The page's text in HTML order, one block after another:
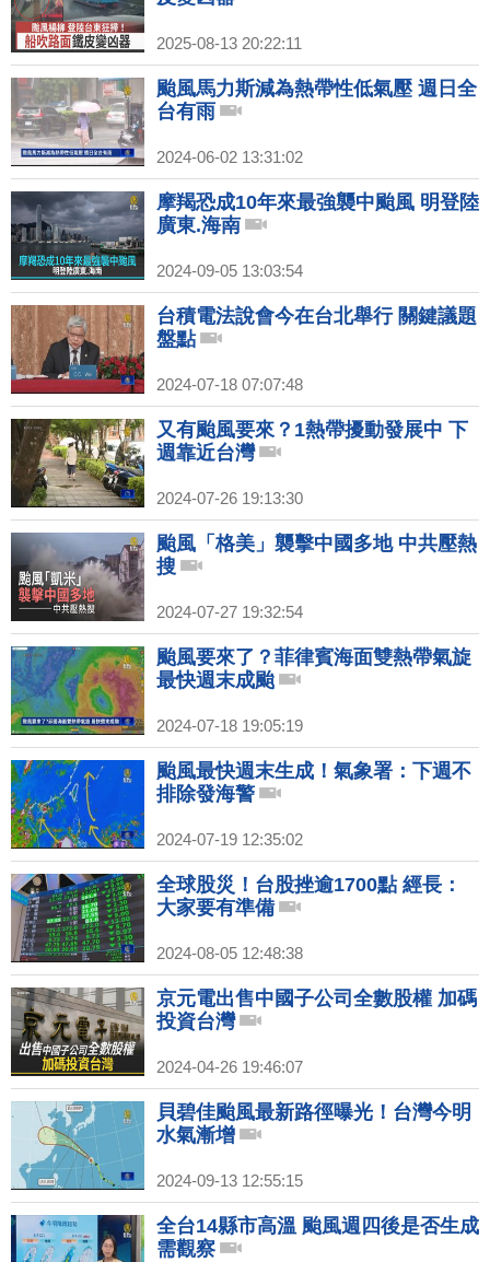
2025-08-13 20:22:11
颱風馬力斯減為熱帶性低氣壓 週日全
台有雨
2024-06-02 13:31:02
摩羯恐成10年來最強襲中颱風 明登陸
廣東.海南
2024-09-05 13:03:54
台積電法說會今在台北舉行 關鍵議題
盤點
2024-07-18 07:07:48
又有颱風要來？1熱帶擾動發展中 下
週靠近台灣
2024-07-26 19:13:30
颱風「格美」襲擊中國多地 中共壓熱
搜
2024-07-27 19:32:54
颱風要來了？菲律賓海面雙熱帶氣旋
最快週末成颱
2024-07-18 19:05:19
颱風最快週末生成！氣象署：下週不
排除發海警
2024-07-19 12:35:02
全球股災！台股挫逾1700點 經長：
大家要有準備
2024-08-05 12:48:38
京元電出售中國子公司全數股權 加碼
投資台灣
2024-04-26 19:46:07
貝碧佳颱風最新路徑曝光！台灣今明
水氣漸增
2024-09-13 12:55:15
全台14縣市高溫 颱風週四後是否生成
需觀察